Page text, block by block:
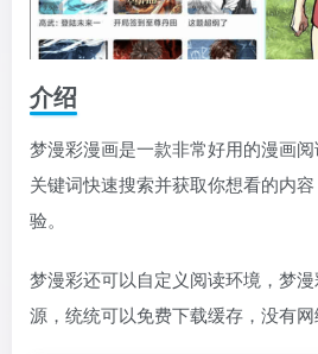
介绍
梦漫彩漫画是一款非常好用的漫画
关键词快速搜索并获取你想看的内
验。
梦漫彩还可以自定义阅读环境，梦
源，统统可以免费下载缓存，没有网